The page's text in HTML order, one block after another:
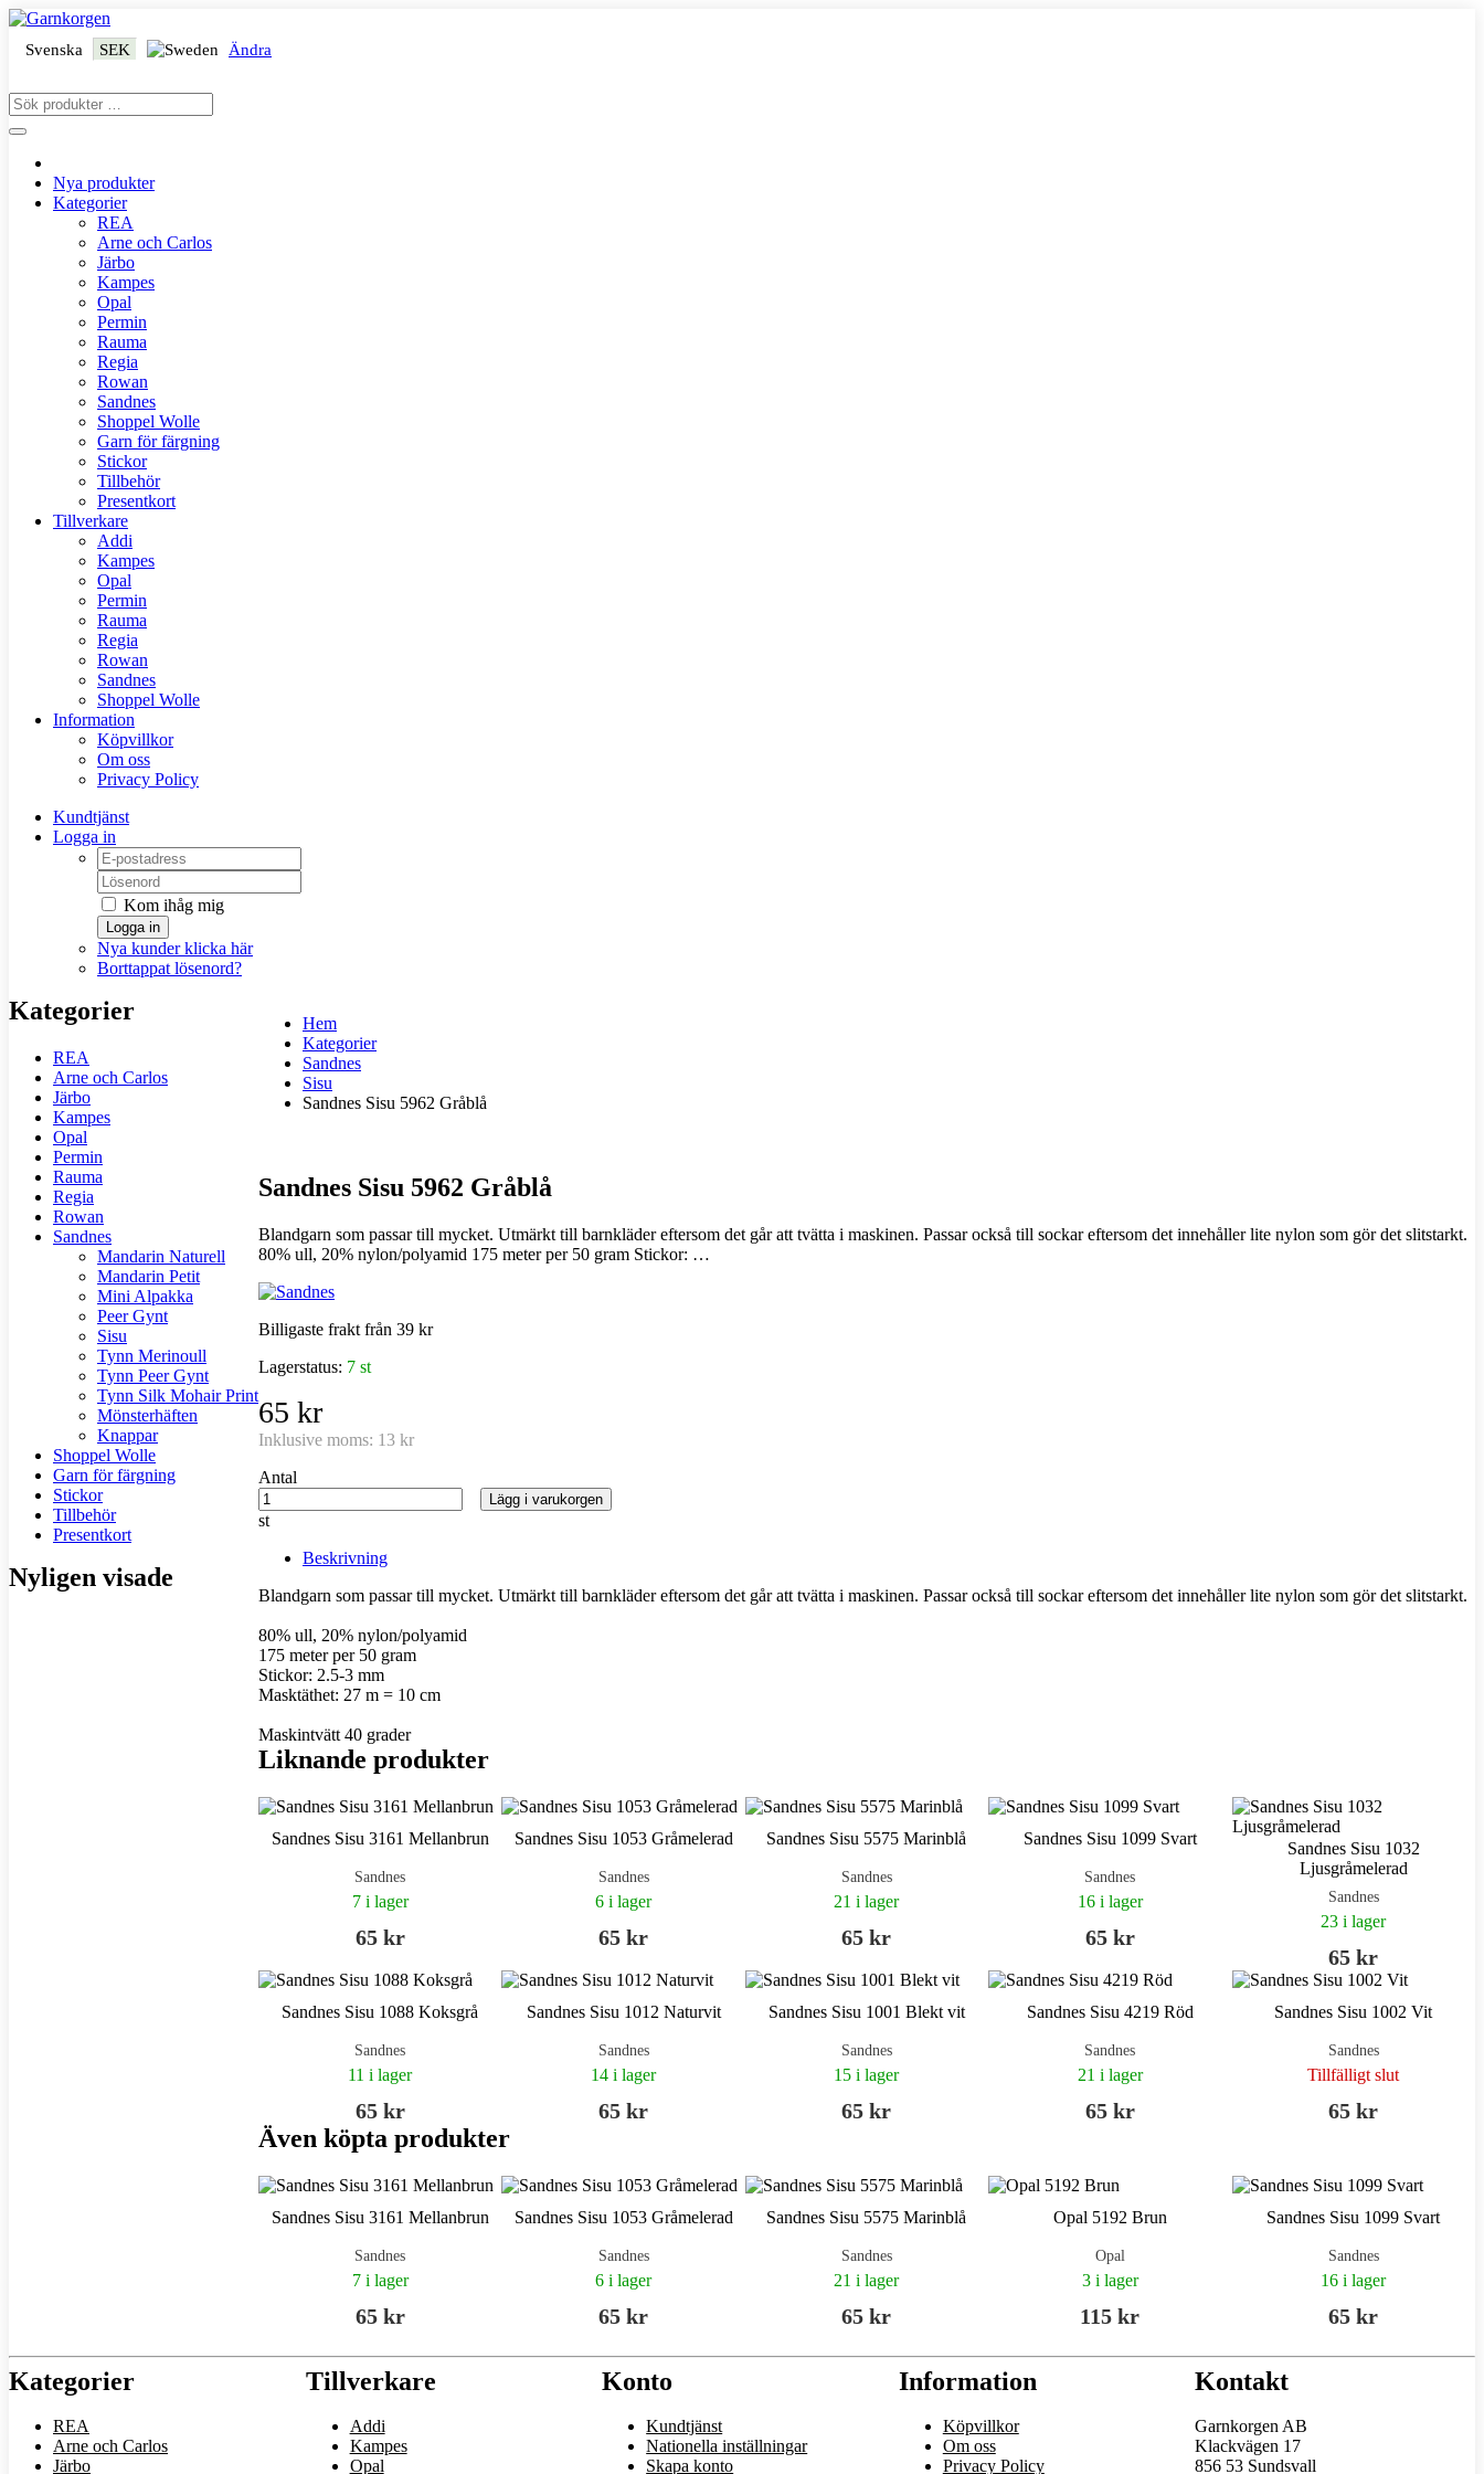
Svenska SEK Ändra
Nya produkter
Kategorier
REA
Arne och Carlos
Järbo
Kampes
Opal
Permin
Rauma
Regia
Rowan
Sandnes
Shoppel Wolle
Garn för färgning
Stickor
Tillbehör
Presentkort
Tillverkare
Addi
Kampes
Opal
Permin
Rauma
Regia
Rowan
Sandnes
Shoppel Wolle
Information
Köpvillkor
Om oss
Privacy Policy
Kundtjänst
Logga in
Kom ihåg mig
Logga in
Nya kunder klicka här
Borttappat lösenord?
Kategorier
REA
Arne och Carlos
Järbo
Kampes
Opal
Permin
Rauma
Regia
Rowan
Sandnes
Mandarin Naturell
Mandarin Petit
Mini Alpakka
Peer Gynt
Sisu
Tynn Merinoull
Tynn Peer Gynt
Tynn Silk Mohair Print
Mönsterhäften
Knappar
Shoppel Wolle
Garn för färgning
Stickor
Tillbehör
Presentkort
Nyligen visade
Hem
Kategorier
Sandnes
Sisu
Sandnes Sisu 5962 Gråblå
Sandnes Sisu 5962 Gråblå
Blandgarn som passar till mycket. Utmärkt till barnkläder eftersom det går att tvätta i maskinen. Passar också till sockar eftersom det innehåller lite nylon som gör det slitstarkt.
80% ull, 20% nylon/polyamid 175 meter per 50 gram Stickor: …
Billigaste frakt från 39 kr
Lagerstatus: 7 st
65 kr
Inklusive moms: 13 kr
Antal
st
Lägg i varukorgen
Beskrivning
Blandgarn som passar till mycket. Utmärkt till barnkläder eftersom det går att tvätta i maskinen. Passar också till sockar eftersom det innehåller lite nylon som gör det slitstarkt.
80% ull, 20% nylon/polyamid
175 meter per 50 gram
Stickor: 2.5-3 mm
Masktäthet: 27 m = 10 cm
Maskintvätt 40 grader
Liknande produkter
Sandnes Sisu 3161 Mellanbrun
Sandnes
7 i lager
65 kr
Sandnes Sisu 1053 Gråmelerad
Sandnes
6 i lager
65 kr
Sandnes Sisu 5575 Marinblå
Sandnes
21 i lager
65 kr
Sandnes Sisu 1099 Svart
Sandnes
16 i lager
65 kr
Sandnes Sisu 1032
Ljusgråmelerad
Sandnes
23 i lager
65 kr
Sandnes Sisu 1088 Koksgrå
Sandnes
11 i lager
65 kr
Sandnes Sisu 1012 Naturvit
Sandnes
14 i lager
65 kr
Sandnes Sisu 1001 Blekt vit
Sandnes
15 i lager
65 kr
Sandnes Sisu 4219 Röd
Sandnes
21 i lager
65 kr
Sandnes Sisu 1002 Vit
Sandnes
Tillfälligt slut
65 kr
Även köpta produkter
Sandnes Sisu 3161 Mellanbrun
Sandnes
7 i lager
65 kr
Sandnes Sisu 1053 Gråmelerad
Sandnes
6 i lager
65 kr
Sandnes Sisu 5575 Marinblå
Sandnes
21 i lager
65 kr
Opal 5192 Brun
Opal
3 i lager
115 kr
Sandnes Sisu 1099 Svart
Sandnes
16 i lager
65 kr
Kategorier
REA
Arne och Carlos
Järbo
Tillverkare
Addi
Kampes
Opal
Konto
Kundtjänst
Nationella inställningar
Skapa konto
Information
Köpvillkor
Om oss
Privacy Policy
Kontakt
Garnkorgen AB
Klackvägen 17
856 53 Sundsvall